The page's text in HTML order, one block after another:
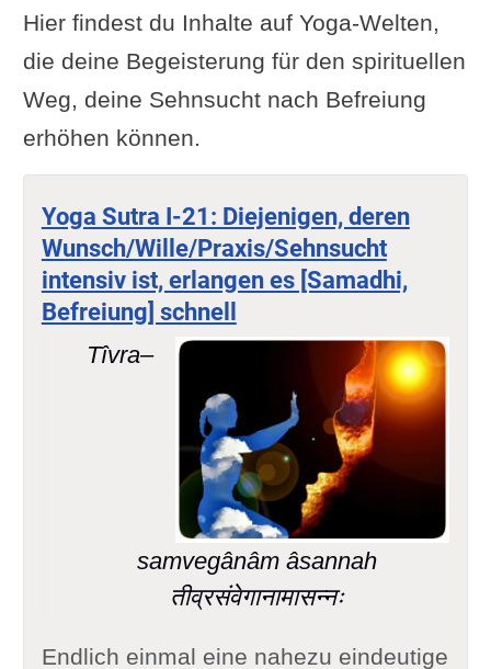
Hier findest du Inhalte auf Yoga-Welten,
die deine Begeisterung für den spirituellen
Weg, deine Sehnsucht nach Befreiung
erhöhen können.
Yoga Sutra I-21: Diejenigen, deren
Wunsch/Wille/Praxis/Sehnsucht
intensiv ist, erlangen es [Samadhi,
Befreiung] schnell
Tîvra–
samvegânâm âsannah
तीव्रसंवेगानामासन्नः
Endlich einmal eine nahezu eindeutige